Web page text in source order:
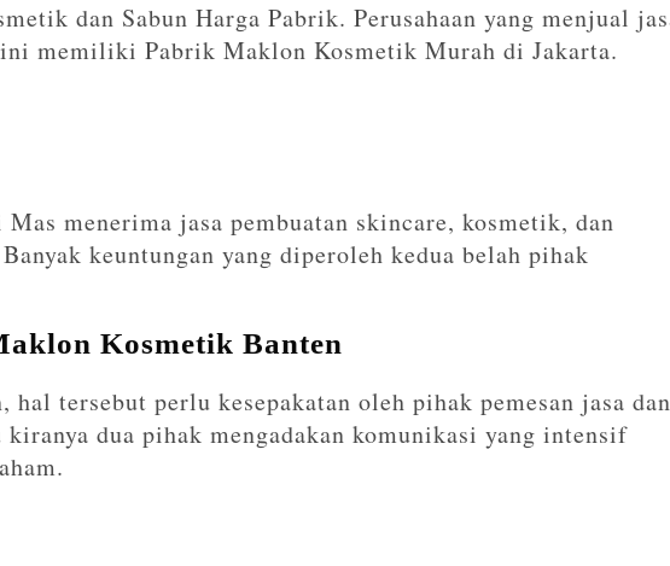
dan Sabun Harga Pabrik. Perusahaan yang menjual
memiliki Pabrik Maklon Kosmetik Murah di Jakarta.
menerima jasa pembuatan skincare, kosmetik, dan
keuntungan yang diperoleh kedua belah pihak
Kosmetik Banten
hal tersebut perlu kesepakatan oleh pihak pemesan jasa dan
dua pihak mengadakan komunikasi yang intensif